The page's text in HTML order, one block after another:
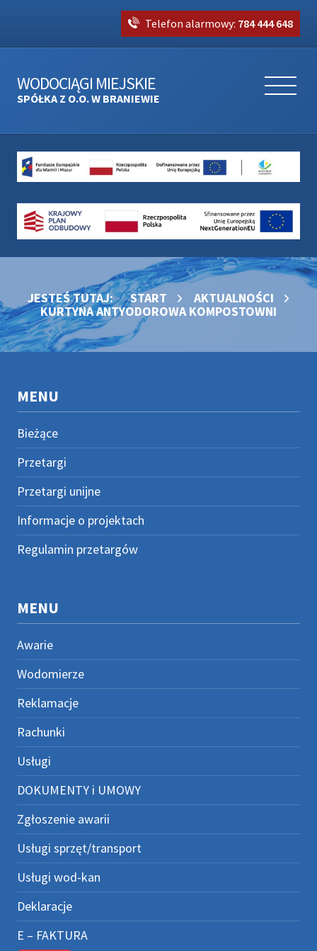
Telefon alarmowy: 784 444 648
WODOCIĄGI MIEJSKIE
SPÓŁKA Z O.O. W BRANIEWIE
JESTEŚ TUTAJ: START
AKTUALNOŚCI
KURTYNA ANTYODOROWA KOMPOSTOWNI
MENU
Bieżące
Przetargi
Przetargi unijne
Informacje o projektach
Regulamin przetargów
MENU
Awarie
Wodomierze
Reklamacje
Rachunki
Usługi
DOKUMENTY i UMOWY
Zgłoszenie awarii
Usługi sprzęt/transport
Usługi wod-kan
Deklaracje
E – FAKTURA